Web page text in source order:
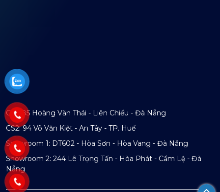
CS1: 85 Hoàng Văn Thái - Liên Chiểu - Đà Nẵng
CS2: 94 Võ Văn Kiệt - An Tây - TP. Huế
Showroom 1: DT602 - Hòa Sơn - Hòa Vang - Đà Nẵng
Showroom 2: 244 Lê Trọng Tấn - Hòa Phát - Cẩm Lệ - Đà
Nẵng